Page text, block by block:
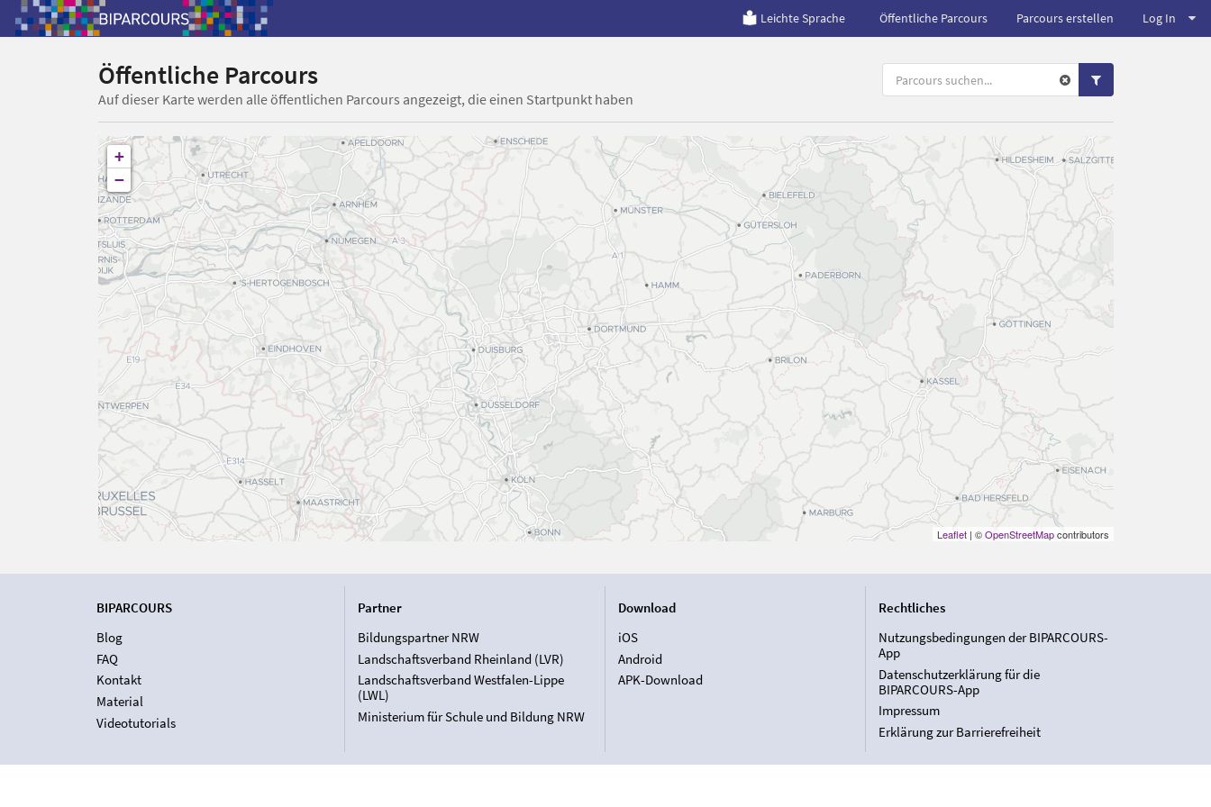
Leichte Sprache Öffentliche Parcours Parcours erstellen Log In
Öffentliche Parcours
Auf dieser Karte werden alle öffentlichen Parcours angezeigt, die einen Startpunkt haben
+
−
Leaflet| ©OpenStreetMapcontributors
BIPARCOURS
Blog
FAQ
Kontakt
Material
Videotutorials
Partner
Bildungspartner NRW
Landschaftsverband Rheinland (LVR)
Landschaftsverband Westfalen-Lippe
(LWL)
Ministerium für Schule und Bildung NRW
Download
iOS
Android
APK-Download
Rechtliches
Nutzungsbedingungen der BIPARCOURS-
App
Datenschutzerklärung für die
BIPARCOURS-App
Impressum
Erklärung zur Barrierefreiheit